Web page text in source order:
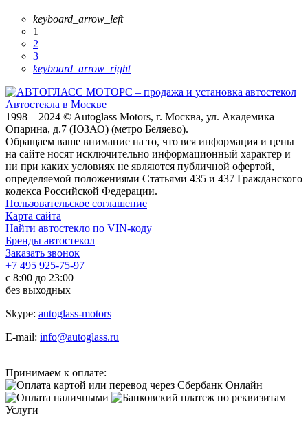
keyboard_arrow_left
1
2
3
keyboard_arrow_right
Автостекла в Москве
1998 – 2024 © Autoglass Motors, г. Москва, ул. Академика
Опарина, д.7 (ЮЗАО) (метро Беляево).
Обращаем ваше внимание на то, что вся информация и цены
на сайте носят исключительно информационный характер и
ни при каких условиях не являются публичной офертой,
определяемой положениями Статьями 435 и 437 Гражданского
кодекса Российской Федерации.
Пользовательское соглашение
Карта сайта
Найти автостекло по VIN-коду
Бренды автостекол
Заказать звонок
+7 495 925-75-97
с 8:00 до 23:00
без выходных
Skype: autoglass-motors
E-mail: info@autoglass.ru
Принимаем к оплате:
Услуги